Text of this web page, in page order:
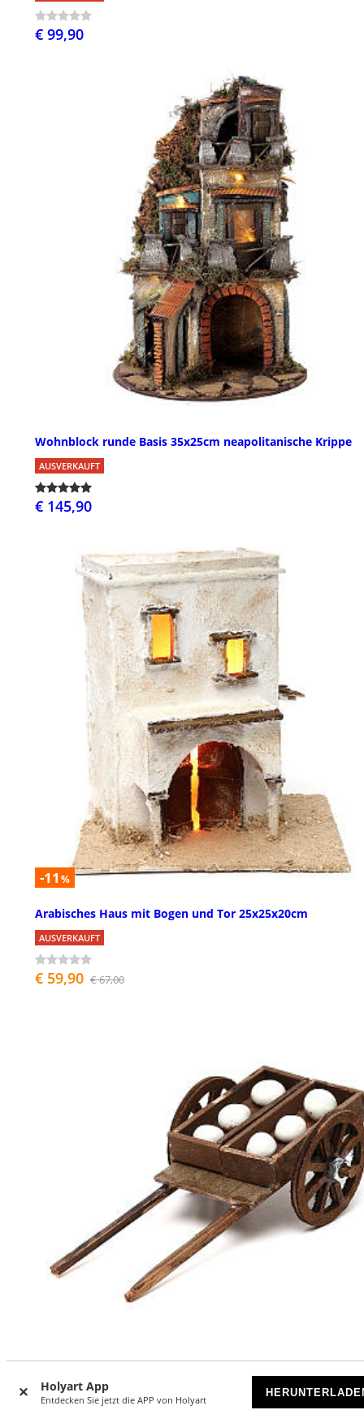
Holyart App
Entdecken Sie jetzt die APP von Holyart
€ 99,90
Wohnblock runde Basis 35x25cm neapolitanische Krippe
AUSVERKAUFT
€ 145,90
-11 %
Arabisches Haus mit Bogen und Tor 25x25x20cm
AUSVERKAUFT
€ 59,90 € 67,00
Holzkarre mit Brotteig neapolitanische Krippe 8cm